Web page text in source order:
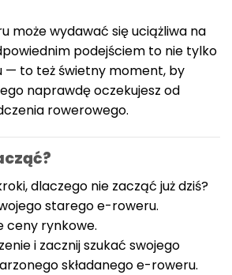
może wydawać się uciążliwa na
podejściem to nie tylko
— to też świetny moment, by
naprawdę oczekujesz od
rowerowego.
dlaczego nie zacząć już dziś?
starego e-roweru.
ceny rynkowe.
i zacznij szukać swojego
składanego e-roweru.